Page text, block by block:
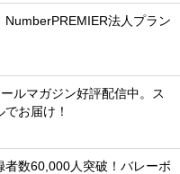
NumberPREMIER法人プラン
ルマガジン好評配信中。ス
お届け！
者数60,000人突破！バレーボ